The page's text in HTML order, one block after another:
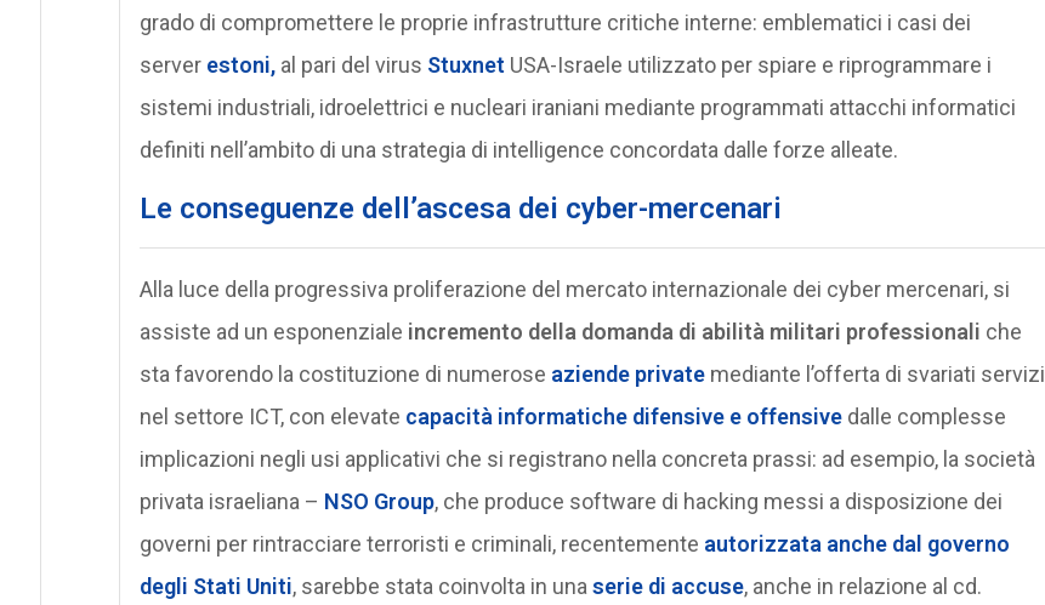
grado di compromettere le proprie infrastrutture critiche interne: emblematici i casi dei
server estoni,al pari del virus Stuxnet USA-Israele utilizzato per spiare e riprogrammare i
sistemi industriali, idroelettrici e nucleari iraniani mediante programmati attacchi informatici
definiti nell’ambito di una strategia di intelligence concordata dalle forze alleate.
Le conseguenze dell’ascesa dei cyber-mercenari
Alla luce della progressiva proliferazione del mercato internazionale dei cyber mercenari, si
assiste ad un esponenziale incremento della domanda di abilità militari professionali che
sta favorendo la costituzione di numerose aziende privatemediante l’offerta di svariati servizi
nel settore ICT, con elevate capacità informatiche difensive e offensivedalle complesse
implicazioni negli usi applicativi che si registrano nella concreta prassi: ad esempio, la società
privata israeliana – NSO Group, che produce software di hacking messi a disposizione dei
governi per rintracciare terroristi e criminali, recentemente autorizzata anche dal governo
degli Stati Uniti, sarebbe stata coinvolta in una serie di accuse, anche in relazione al cd.